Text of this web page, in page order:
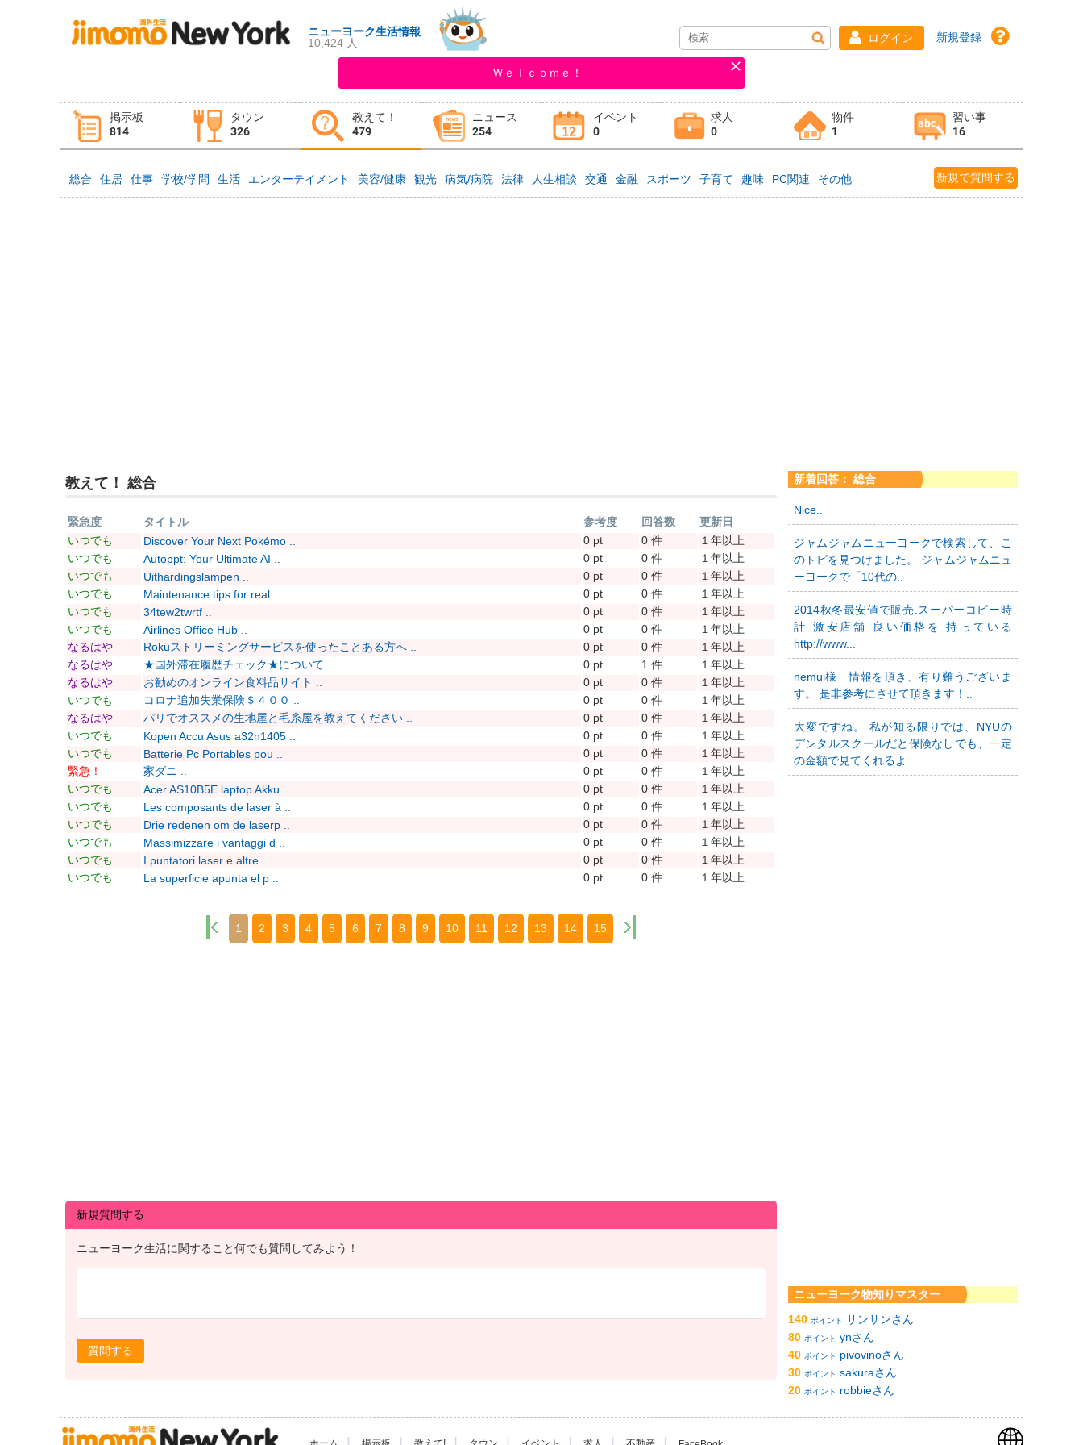
ニューヨーク生活情報
10,424 人
ログイン 新規登録
Ｗｅｌｃｏｍｅ！
掲示板
814
タウン
326
教えて！
479
ニュース
254
イベント
0
求人
0
物件
1
習い事
16
タウン情報 教えて！
イベント 求人
総合 住居 仕事 学校/学問 生活 エンターテイメント 美容/健康 観光 病気/病院 法律 人生相談 交通 金融 スポーツ 子育て 趣味 PC関連 その他 新規で質問する
教えて！ 総合
緊急度 タイトル 参考度 回答数
更新日
いつでも
Discover Your Next Pokémo .. 0 pt 0 件
１年以上
いつでも
Autoppt: Your Ultimate AI .. 0 pt 0 件
１年以上
いつでも
Uithardingslampen .. 0 pt 0 件
１年以上
いつでも
Maintenance tips for real .. 0 pt 0 件
１年以上
いつでも
34tew2twrtf .. 0 pt 0 件
１年以上
いつでも
Airlines Office Hub .. 0 pt 0 件
１年以上
なるはや
Rokuストリーミングサービスを使ったことある方へ .. 0 pt 0 件
１年以上
なるはや
★国外滞在履歴チェック★について .. 0 pt 1 件
１年以上
なるはや
お勧めのオンライン食料品サイト .. 0 pt 0 件
１年以上
いつでも
コロナ追加失業保険＄４００ .. 0 pt 0 件
１年以上
なるはや
パリでオススメの生地屋と毛糸屋を教えてください .. 0 pt 0 件
１年以上
いつでも
Kopen Accu Asus a32n1405 .. 0 pt 0 件
１年以上
いつでも
Batterie Pc Portables pou .. 0 pt 0 件
１年以上
緊急！
家ダニ .. 0 pt 0 件
１年以上
いつでも
Acer AS10B5E laptop Akku .. 0 pt 0 件
１年以上
いつでも
Les composants de laser à .. 0 pt 0 件
１年以上
いつでも
Drie redenen om de laserp .. 0 pt 0 件
１年以上
いつでも
Massimizzare i vantaggi d .. 0 pt 0 件
１年以上
いつでも
I puntatori laser e altre .. 0 pt 0 件
１年以上
いつでも
La superficie apunta el p .. 0 pt 0 件 １年以上
1 2 3 4 5 6 7 8 9 10 11 12 13 14 15
新規質問する
ニューヨーク生活に関すること何でも質問してみよう！
質問する
新着回答： 総合
Nice..
ジャムジャムニューヨークで検索して、こ
のトピを見つけました。 ジャムジャムニュ
ーヨークで「10代の..
2014秋冬最安値で販売.スーパーコピー時
計 激安店舗 良い価格を 持っている
http://www...
nemui様 情報を頂き、有り難うございま
す。 是非参考にさせて頂きます！..
大変ですね。 私が知る限りでは、NYUの
デンタルスクールだと保険なしでも、一定
の金額で見てくれるよ..
ニューヨーク物知りマスター
140 ポイント サンサンさん
80 ポイント ynさん
40 ポイント
pivovinoさん
30 ポイント sakuraさん
20 ポイント robbieさん